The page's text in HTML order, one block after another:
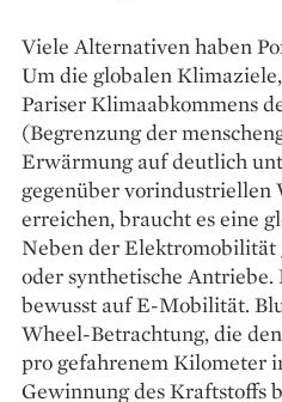
Viele Alternativen haben
Um die globalen
Pariser Klimaabkommens
(Begrenzung der
Erwärmung auf deutlich
gegenüber vorindustriellen
erreichen, braucht es eine
Neben der Elektromobi­lität
oder synthetische Antriebe.
bewusst auf E-Mobilität.
Wheel-Betrachtung, die
pro gefahrenem Kilometer
Gewinnung des Kraftstoffs